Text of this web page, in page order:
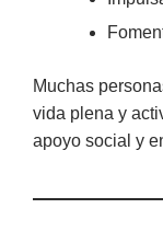
Muchas
vida plena y
apoyo social y